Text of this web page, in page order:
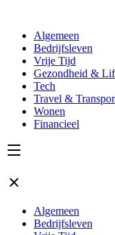
Algemeen
Bedrijfsleven
Vrije Tijd
Gezondheid &
Tech
Travel &
Wonen
Financieel
Algemeen
Bedrijfsleven